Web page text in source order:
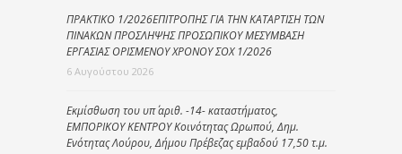
ΠΡΑΚΤΙΚΟ 1/2026ΕΠΙΤΡΟΠΗΣ ΓΙΑ ΤΗΝ ΚΑΤΑΡΤΙΣΗ ΤΩΝ
ΠΙΝΑΚΩΝ ΠΡΟΣΛΗΨΗΣ ΠΡΟΣΩΠΙΚΟΥ ΜΕΣΥΜΒΑΣΗ
ΕΡΓΑΣΙΑΣ ΟΡΙΣΜΕΝΟΥ ΧΡΟΝΟΥ ΣΟΧ 1/2026
6 Αυγούστου 2026
Εκμίσθωση του υπ΄ αριθ. -14- καταστήματος,
ΕΜΠΟΡΙΚΟΥ ΚΕΝΤΡΟΥ Κοινότητας Ωρωπού, Δημ.
Ενότητας Λούρου, Δήμου Πρέβεζας εμβαδού 17,50 τ.μ.